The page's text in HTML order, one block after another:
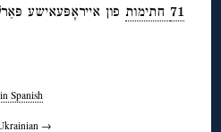
71 חתימות פון אייראָפּעאישע
Spanish
→